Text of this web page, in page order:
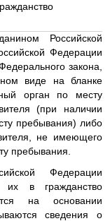
Российской
Федерации
закона,
виде на бланке
орган по месту
(при наличии
пребывания) либо
не имеющего
пребывания.
Федерации
их в гражданство
на основании
сведения о